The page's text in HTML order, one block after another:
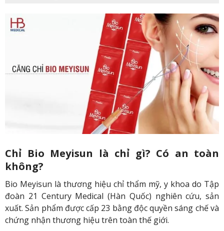
Chỉ Bio Meyisun là chỉ gì? Có an toàn
không?
Bio Meyisun là thương hiệu chỉ thẩm mỹ, y khoa do Tập
đoàn 21 Century Medical (Hàn Quốc) nghiên cứu, sản
xuất. Sản phẩm được cấp 23 bằng độc quyền sáng chế và
chứng nhận thương hiệu trên toàn thế giới.